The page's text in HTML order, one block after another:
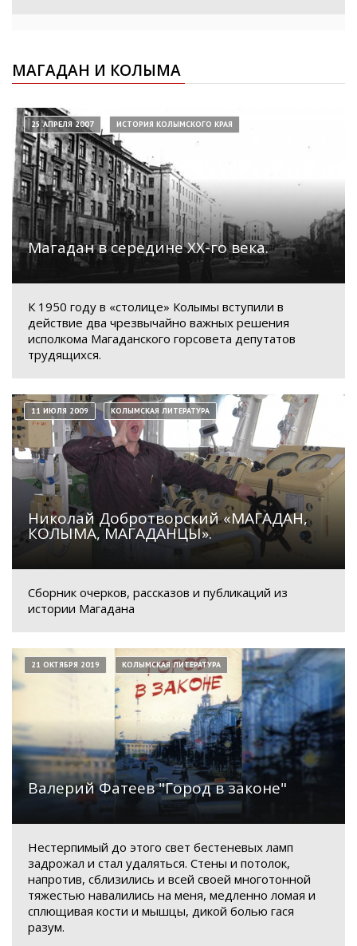
МАГАДАН И КОЛЫМА
Магадан в середине ХХ-го века.
25 АПРЕЛЯ 2007 ИСТОРИЯ КОЛЫМСКОГО КРАЯ
К 1950 году в «столице» Колымы вступили в
действие два чрезвычайно важных решения
исполкома Магаданского горсовета депутатов
трудящихся.
Николай Добротворский «МАГАДАН,
КОЛЫМА, МАГАДАНЦЫ».
11 ИЮЛЯ 2009 КОЛЫМСКАЯ ЛИТЕРАТУРА
Сборник очерков, рассказов и публикаций из
истории Магадана
Валерий Фатеев "Город в законе"
21 ОКТЯБРЯ 2019 КОЛЫМСКАЯ ЛИТЕРАТУРА
Нестерпимый до этого свет бестеневых ламп
задрожал и стал удаляться. Стены и потолок,
напротив, сблизились и всей своей многотонной
тяжестью навалились на меня, медленно ломая и
сплющивая кости и мышцы, дикой болью гася
разум.